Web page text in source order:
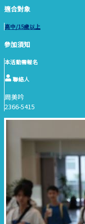
適合對象
高中/15歲以上
參加須知
本活動需報名
聯絡人
周美吟
2366-5415